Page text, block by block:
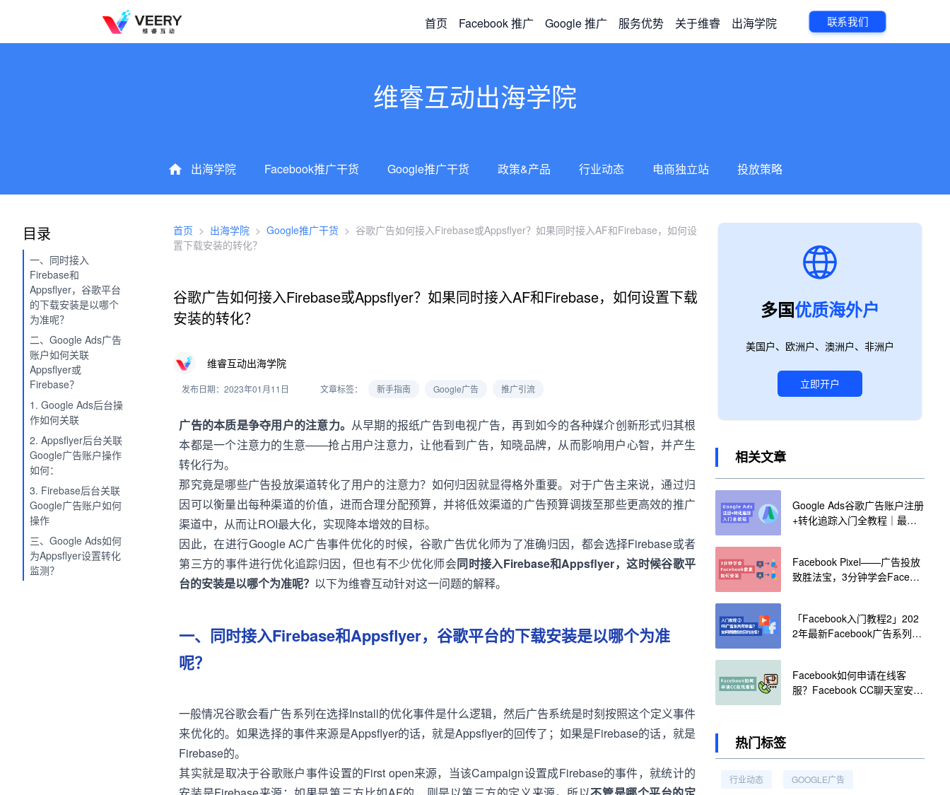
首页 Facebook 推广 Google 推广 服务优势 关于维睿 出海学院 联系我们
维睿互动出海学院
出海学院 Facebook推广干货 Google推广干货 政策&产品 行业动态 电商独立站 投放策略
目录
一、同时接入
Firebase和
Appsflyer，谷歌平台
的下载安装是以哪个
为准呢？
二、Google Ads广告
账户如何关联
Appsflyer或
Firebase？
1. Google Ads后台操
作如何关联
2. Appsflyer后台关联
Google广告账户操作
如何：
3. Firebase后台关联
Google广告账户如何
操作
三、Google Ads如何
为Appsflyer设置转化
监测？
首页 > 出海学院 > Google推广干货 > 谷歌广告如何接入Firebase或Appsflyer？如果同时接入AF和Firebase，如何设
置下载安装的转化？
谷歌广告如何接入Firebase或Appsflyer？如果同时接入AF和Firebase，如何设置下载
安装的转化？
维睿互动出海学院
发布日期：2023年01月11日 文章标签： 新手指南 Google广告 推广引流
广告的本质是争夺用户的注意力。 从早期的报纸广告到电视广告，再到如今的各种媒介创新形式归其根
本都是一个注意力的生意——抢占用户注意力，让他看到广告，知晓品牌，从而影响用户心智，并产生
转化行为。
那究竟是哪些广告投放渠道转化了用户的注意力？如何归因就显得格外重要。对于广告主来说，通过归
因可以衡量出每种渠道的价值，进而合理分配预算，并将低效渠道的广告预算调拨至那些更高效的推广
渠道中，从而让ROI最大化，实现降本增效的目标。
因此，在进行Google AC广告事件优化的时候，谷歌广告优化师为了准确归因，都会选择Firebase或者
第三方的事件进行优化追踪归因，但也有不少优化师会同时接入Firebase和Appsflyer，这时候谷歌平
台的安装是以哪个为准呢？ 以下为维睿互动针对这一问题的解释。
一、同时接入Firebase和Appsflyer，谷歌平台的下载安装是以哪个为准
呢？
一般情况谷歌会看广告系列在选择Install的优化事件是什么逻辑，然后广告系统是时刻按照这个定义事件
来优化的。如果选择的事件来源是Appsflyer的话，就是Appsflyer的回传了；如果是Firebase的话，就是
Firebase的。
其实就是取决于谷歌账户事件设置的First open来源，当该Campaign设置成Firebase的事件，就统计的
多国优质海外户
美国户、欧洲户、澳洲户、非洲户
立即开户
相关文章
Google Ads谷歌广告账户注册
+转化追踪入门全教程｜最全
Facebook Pixel——广告投放
致胜法宝，3分钟学会Facebo
「Facebook入门教程2」202
2年最新Facebook广告系列有
Facebook如何申请在线客
服？Facebook CC聊天室安装
热门标签
行业动态 GOOGLE广告